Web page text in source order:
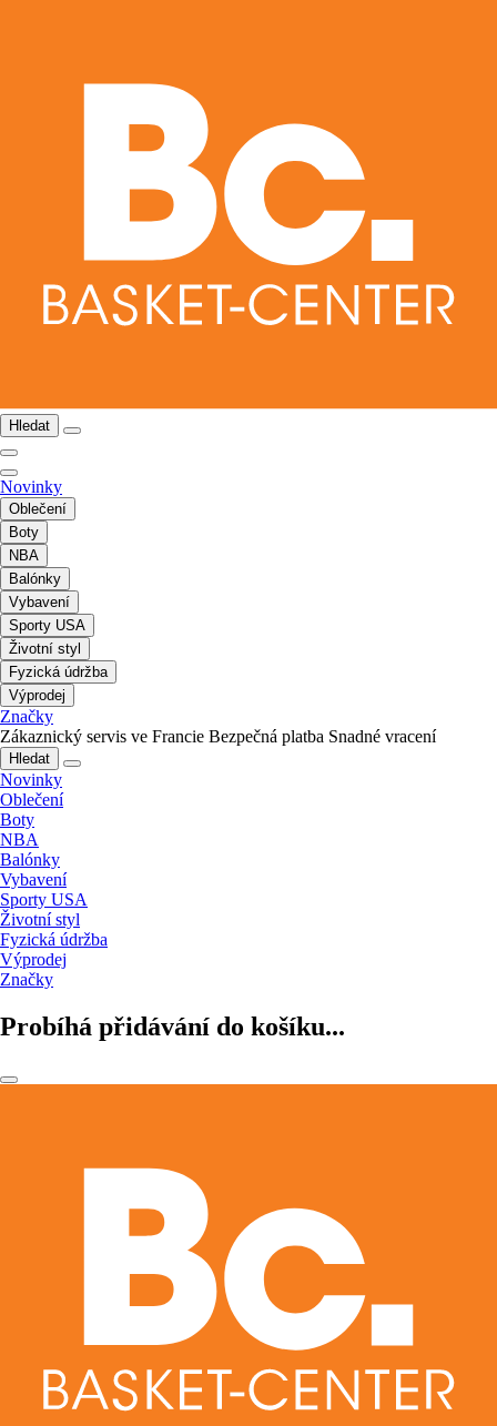
Hledat
Novinky
Oblečení
Boty
NBA
Balónky
Vybavení
Sporty USA
Životní styl
Fyzická údržba
Výprodej
Značky
Zákaznický servis ve Francie Bezpečná platba Snadné vracení
Hledat
Novinky
Oblečení
Boty
NBA
Balónky
Vybavení
Sporty USA
Životní styl
Fyzická údržba
Výprodej
Značky
Probíhá přidávání do košíku...